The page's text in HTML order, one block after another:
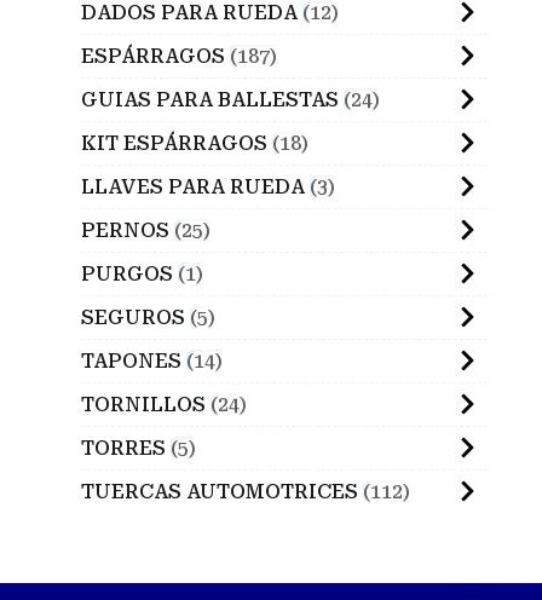
DADOS PARA RUEDA 12
ESPÁRRAGOS 187
GUIAS PARA BALLESTAS 24
KIT ESPÁRRAGOS 18
LLAVES PARA RUEDA 3
PERNOS 25
PURGOS 1
SEGUROS 5
TAPONES 14
TORNILLOS 24
TORRES 5
TUERCAS AUTOMOTRICES 112